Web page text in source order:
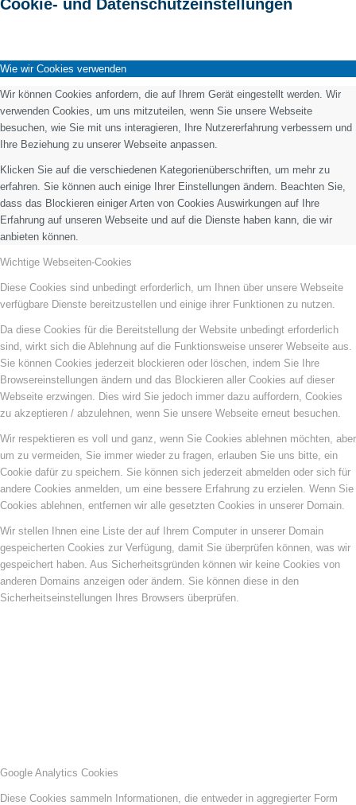
Cookie- und Datenschutzeinstellungen
Wie wir Cookies verwenden
Wir können Cookies anfordern, die auf Ihrem Gerät eingestellt werden. Wir
verwenden Cookies, um uns mitzuteilen, wenn Sie unsere Webseite
besuchen, wie Sie mit uns interagieren, Ihre Nutzererfahrung verbessern und
Ihre Beziehung zu unserer Webseite anpassen.
Klicken Sie auf die verschiedenen Kategorienüberschriften, um mehr zu
erfahren. Sie können auch einige Ihrer Einstellungen ändern. Beachten Sie,
dass das Blockieren einiger Arten von Cookies Auswirkungen auf Ihre
Erfahrung auf unseren Webseite und auf die Dienste haben kann, die wir
anbieten können.
Wichtige Webseiten-Cookies
Diese Cookies sind unbedingt erforderlich, um Ihnen über unsere Webseite
verfügbare Dienste bereitzustellen und einige ihrer Funktionen zu nutzen.
Da diese Cookies für die Bereitstellung der Website unbedingt erforderlich
sind, wirkt sich die Ablehnung auf die Funktionsweise unserer Webseite aus.
Sie können Cookies jederzeit blockieren oder löschen, indem Sie Ihre
Browsereinstellungen ändern und das Blockieren aller Cookies auf dieser
Webseite erzwingen. Dies wird Sie jedoch immer dazu auffordern, Cookies
zu akzeptieren / abzulehnen, wenn Sie unsere Webseite erneut besuchen.
Wir respektieren es voll und ganz, wenn Sie Cookies ablehnen möchten, aber
um zu vermeiden, Sie immer wieder zu fragen, erlauben Sie uns bitte, ein
Cookie dafür zu speichern. Sie können sich jederzeit abmelden oder sich für
andere Cookies anmelden, um eine bessere Erfahrung zu erzielen. Wenn Sie
Cookies ablehnen, entfernen wir alle gesetzten Cookies in unserer Domain.
Wir stellen Ihnen eine Liste der auf Ihrem Computer in unserer Domain
gespeicherten Cookies zur Verfügung, damit Sie überprüfen können, was wir
gespeichert haben. Aus Sicherheitsgründen können wir keine Cookies von
anderen Domains anzeigen oder ändern. Sie können diese in den
Sicherheitseinstellungen Ihres Browsers überprüfen.
Google Analytics Cookies
Diese Cookies sammeln Informationen, die entweder in aggregierter Form